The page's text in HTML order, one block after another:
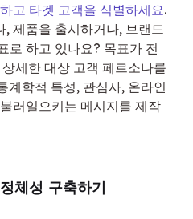
고 타겟 고객을 식별하세요.
제품을 출시하거나, 브랜드
로 하고 있나요? 목표가 전
세한 대상 고객 페르소나를
계학적 특성, 관심사, 온라인
러일으키는 메시지를 제작
체성 구축하기